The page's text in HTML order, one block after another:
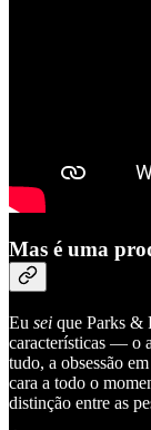
Mas é uma
Eu sei que Parks &
características — o
tudo, a obsessão
cara a todo o
distinção entre as